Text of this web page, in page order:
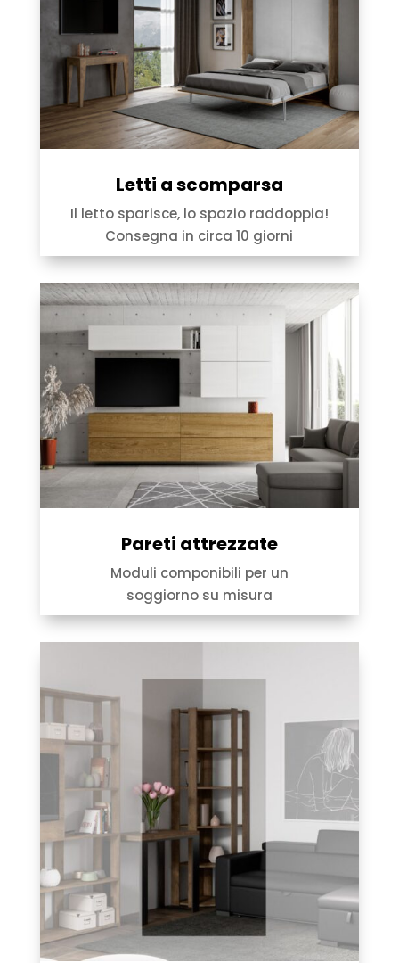
Letti a scomparsa
Il letto sparisce, lo spazio raddoppia!
Consegna in circa 10 giorni
Pareti attrezzate
Moduli componibili per un
soggiorno su misura